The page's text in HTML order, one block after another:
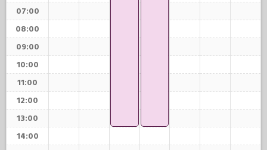
07:00
08:00
09:00
10:00
11:00
12:00
13:00
14:00